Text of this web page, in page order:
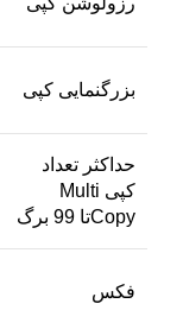
بزرگنمایی کپی
حداکثر تعداد
کپی Multi
Copyتا 99 برگ
فکس